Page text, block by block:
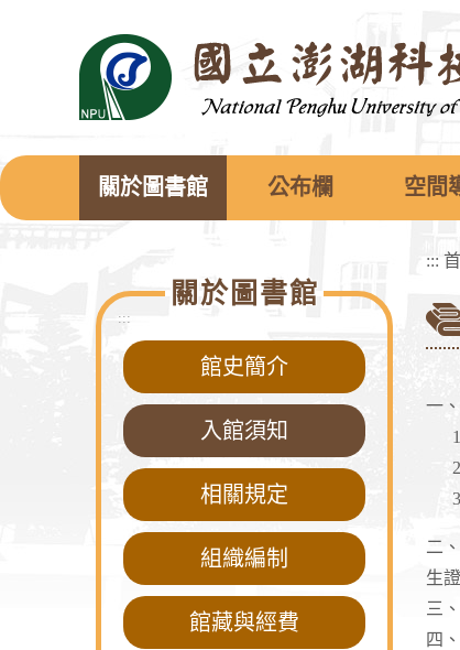
區
塊
關於圖書館 公布欄 空間
:::
關於圖書館
館史簡介
入館須知
相關規定
組織編制
館藏與經費
:::
一
二
生
三
四